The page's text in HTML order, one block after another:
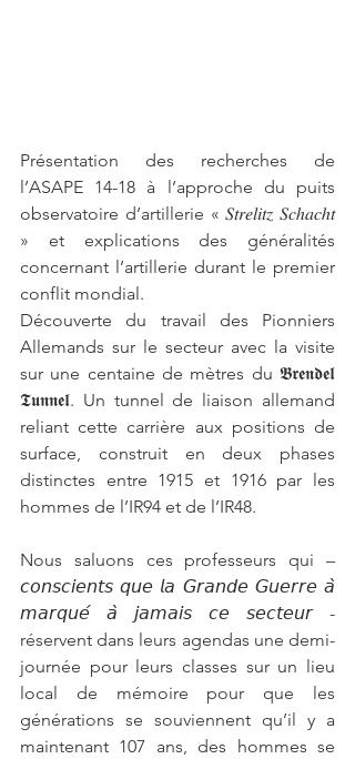
Présentation des recherches de
l’ASAPE 14-18 à l’approche du puits
observatoire d’artillerie « 𝑆𝑡𝑟𝑒𝑙𝑖𝑡𝑧 𝑆𝑐ℎ𝑎𝑐ℎ𝑡
» et explications des généralités
concernant l’artillerie durant le premier
conflit mondial.
Découverte du travail des Pionniers
Allemands sur le secteur avec la visite
sur une centaine de mètres du 𝕭𝖗𝖊𝖓𝖉𝖊𝖑
𝕿𝖚𝖓𝖓𝖊𝖑. Un tunnel de liaison allemand
reliant cette carrière aux positions de
surface, construit en deux phases
distinctes entre 1915 et 1916 par les
hommes de l’IR94 et de l’IR48.
Nous saluons ces professeurs qui –
𝘤𝘰𝘯𝘴𝘤𝘪𝘦𝘯𝘵𝘴 𝘲𝘶𝘦 𝘭𝘢 𝘎𝘳𝘢𝘯𝘥𝘦 𝘎𝘶𝘦𝘳𝘳𝘦 𝘢̀
𝘮𝘢𝘳𝘲𝘶𝘦́ 𝘢̀ 𝘫𝘢𝘮𝘢𝘪𝘴 𝘤𝘦 𝘴𝘦𝘤𝘵𝘦𝘶𝘳 -
réservent dans leurs agendas une demi-
journée pour leurs classes sur un lieu
local de mémoire pour que les
générations se souviennent qu’il y a
maintenant 107 ans, des hommes se